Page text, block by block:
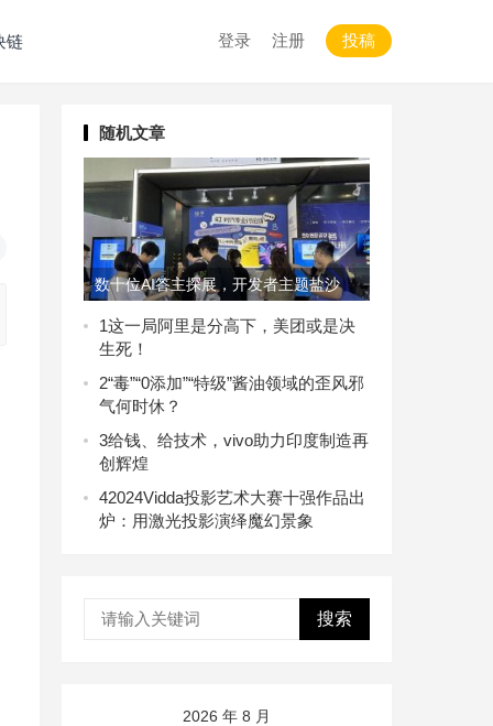
链 登录 注册 投稿
随机文章
数十位AI答主探展，开发者主题盐沙
龙……知乎亮相WAIC2025
1这一局阿里是分高下，美团或是决
生死！
2“毒”“0添加”“特级”酱油领域的歪风邪
气何时休？
3给钱、给技术，vivo助力印度制造再
创辉煌
42024Vidda投影艺术大赛十强作品出
炉：用激光投影演绎魔幻景象
搜索
2026 年 8 月